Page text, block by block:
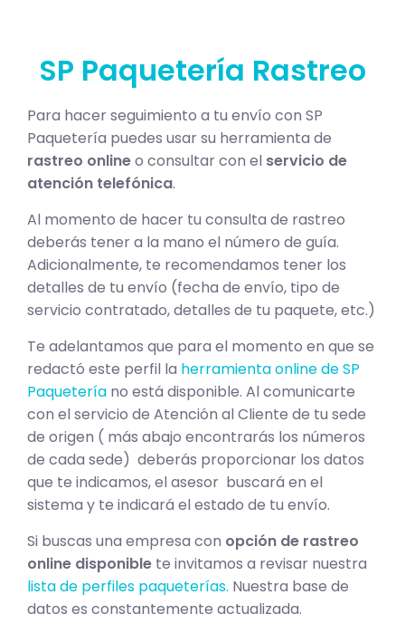
SP Paquetería Rastreo
Para hacer seguimiento a tu envío con SP
Paquetería puedes usar su herramienta de
rastreo onlineo consultar con el servicio de
atención telefónica.
Al momento de hacer tu consulta de rastreo
deberás tener a la mano el número de guía.
Adicionalmente, te recomendamos tener los
detalles de tu envío (fecha de envío, tipo de
servicio contratado, detalles de tu paquete, etc.)
Te adelantamos que para el momento en que se
redactó este perfil la herramienta online de SP
Paquetería no está disponible. Al comunicarte
con el servicio de Atención al Cliente de tu sede
de origen ( más abajo encontrarás los números
de cada sede) deberás proporcionar los datos
que te indicamos, el asesor buscará en el
sistema y te indicará el estado de tu envío.
Si buscas una empresa con opción de rastreo
online disponible te invitamos a revisar nuestra
lista de perfiles paqueterías. Nuestra base de
datos es constantemente actualizada.